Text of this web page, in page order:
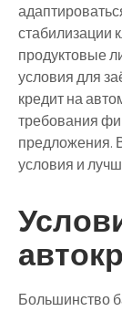
стабилизации
продуктовые
условия для
кредит на
требования
предложения.
условия и
Большинство